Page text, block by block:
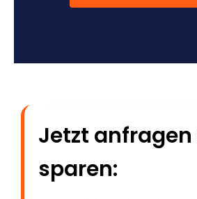
Jetzt anfragen
sparen: